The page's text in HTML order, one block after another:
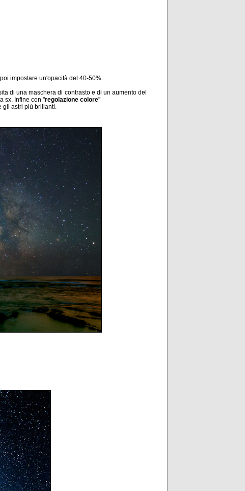
impostare un'opacità del 40-50%.
di una maschera di contrasto e di un aumento del
sx. Infine con "regolazione colore"
astri più brillanti.